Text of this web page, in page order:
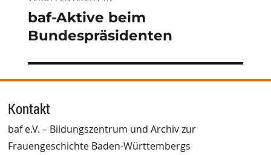
baf-Aktive beim
Bundespräsidenten
Kontakt
baf e.V. – Bildungszentrum und Archiv zur
Frauengeschichte Baden-Württembergs